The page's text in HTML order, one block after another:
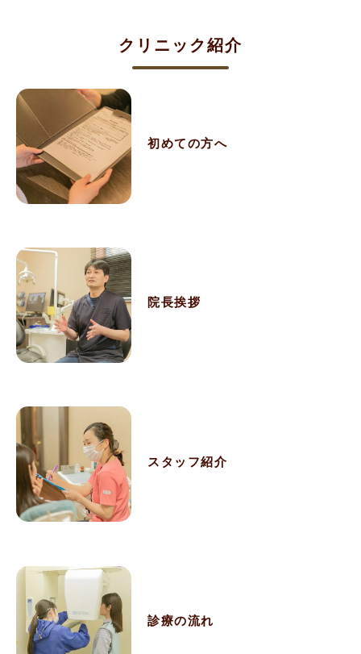
クリニック紹介
初めての方へ
院長挨拶
スタッフ紹介
診療の流れ